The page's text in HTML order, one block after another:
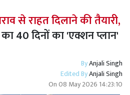
से राहत दिलाने की तैयारी,
40 दिनों का 'एक्शन प्लान'
ByAnjali Singh
Edited ByAnjali Singh
On08 May 2026 14:23:10